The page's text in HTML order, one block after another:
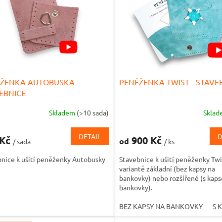
AUTOBUSKA -
Skladem (>10 sada)
/ sada
DETAIL
k ušití peněženky Autobusky
PENĚŽENKA TWIST -
od 900 Kč / ks
Stavebnice k ušití peněženky
variantě základní (bez kapsy na
bankovky) nebo rozšířené (s
bankovky).
BEZ KAPSY NA BANKOVKY S